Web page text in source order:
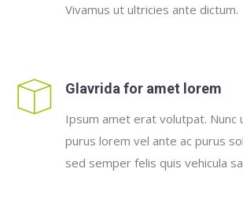
Vivamus ut ultricies ante dictum.
Glavrida for amet lorem
Ipsum amet erat volutpat. Nunc
purus lorem vel ante ac purus
sed semper felis quis vehicula